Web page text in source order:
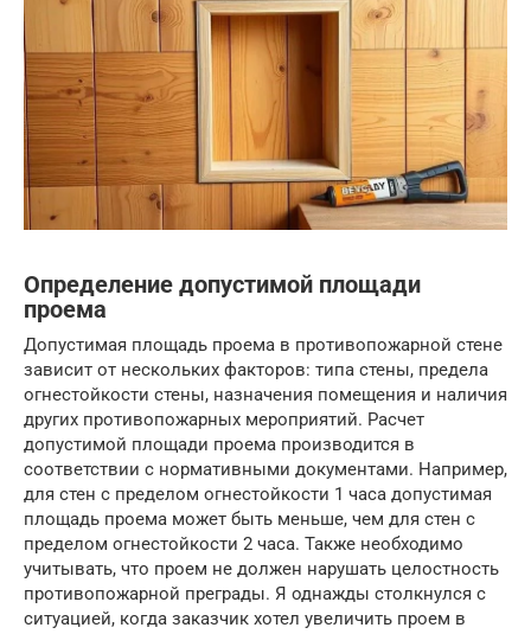
Определение допустимой площади
проема
Допустимая площадь проема в противопожарной стене
зависит от нескольких факторов: типа стены, предела
огнестойкости стены, назначения помещения и наличия
других противопожарных мероприятий. Расчет
допустимой площади проема производится в
соответствии с нормативными документами. Например,
для стен с пределом огнестойкости 1 часа допустимая
площадь проема может быть меньше, чем для стен с
пределом огнестойкости 2 часа. Также необходимо
учитывать, что проем не должен нарушать целостность
противопожарной преграды. Я однажды столкнулся с
ситуацией, когда заказчик хотел увеличить проем в